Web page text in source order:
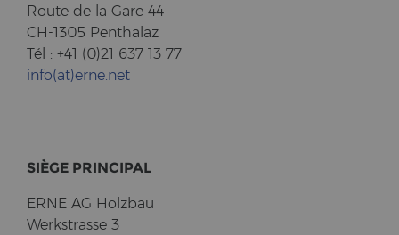
Route de la Gare 44
CH-1305 Pent­halaz
Tél : +41 (0)21 637 13 77
info(at)erne.net
SIÈGE PRIN­CI­PAL
ERNE AG Holz­bau
Werk­stras­se 3